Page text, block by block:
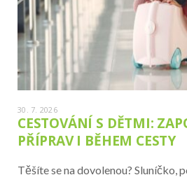
30. 7. 2026
CESTOVÁNÍ S DĚTMI:
PŘÍPRAV I BĚHEM CESTY
Těšíte se na dovolenou? Sluníčko,